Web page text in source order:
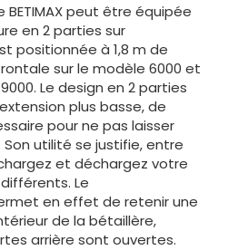
peut être équipée
en 2 parties sur
positionnée à 1,8 m de
sur le modèle 6000 et
Le design en 2 parties
plus basse, de
pour ne pas laisser
utilité se justifie, entre
et déchargez votre
Le
en effet de retenir une
de la bétaillère,
arrière sont ouvertes.